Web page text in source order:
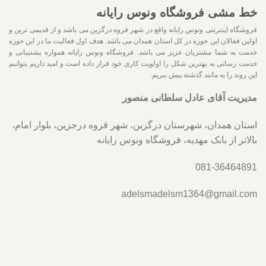
خط مشی فروشگاه ونوس رایانه
فروشگاه اینترنتی ونوس رایانه واقع در شهر قروه درگزین می باشد و از قدیمی ترین و
اولین فعالان این حوزه در کل استان همدان می باشد. هدف اول فعالیت ما در این حوزه
خدمت به شما مشتریان عزیز می باشد. فروشگاه ونوس رایانه همواره پشتیبانی و
خدمت رسانی به بهترین شکل را اولویت کاری خود قرار داده است و امید داریم بتوانیم
این روند را به مانند گذشته پیش ببریم.
مدیریت آقای عادل سلطانی منصور
استان همدان، شهرستان درگزین، شهر قروه درجزین، بلوار امام،
بالاتر از بانک مهدیه، فروشگاه ونوس رایانه
081-36464891
adelsmadelsm1364@gmail.com